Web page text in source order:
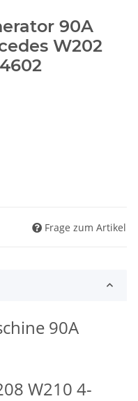
90A
W202
Frage zum Artikel
90A
W210 4-